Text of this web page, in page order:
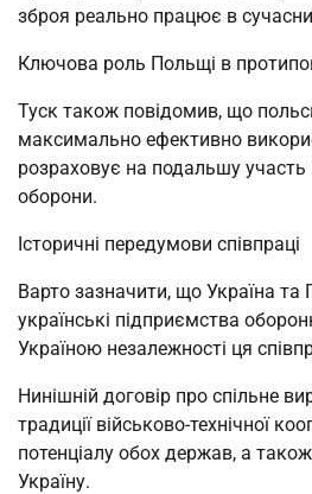
зброя реально працює в
Ключова роль Польщі в
Туск також повідомив, що
максимально ефективно
розраховує на подальшу
оборони.
Історичні передумови співпраці
Варто зазначити, що Україна та
українські підприємства
Україною незалежності ця
Нинішній договір про спільне
традиції військово-технічної
потенціалу обох держав, а
Україну.